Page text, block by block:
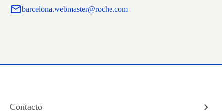
barcelona.webmaster@roche.com
Contacto